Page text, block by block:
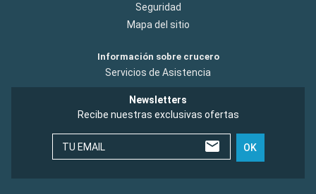
Seguridad
Mapa del sitio
Información sobre crucero
Servicios de Asistencia
Newsletters
Recibe nuestras exclusivas ofertas
TU EMAIL OK